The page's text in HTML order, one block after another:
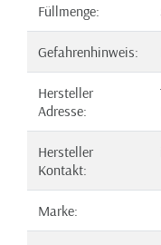
Füllmenge:
Gefahrenhinweis:
Hersteller
Adresse:
Hersteller
Kontakt:
Marke: